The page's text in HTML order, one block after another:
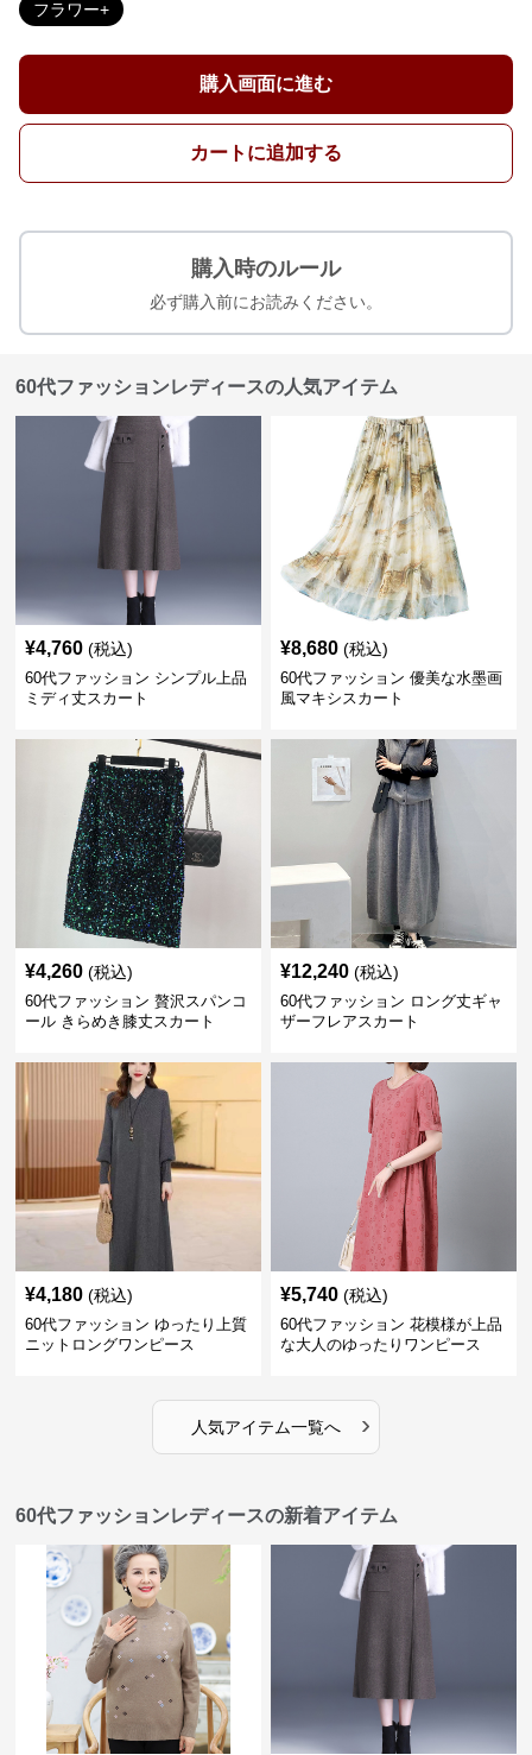
フラワー+
購入画面に進む
カートに追加する
購入時のルール
必ず購入前にお読みください。
60代ファッションレディースの人気アイテム
¥4,760 (税込)
60代ファッション シンプル上品
ミディ丈スカート
¥8,680 (税込)
60代ファッション 優美な水墨画
風マキシスカート
¥4,260 (税込)
60代ファッション 贅沢スパンコ
ール きらめき膝丈スカート
¥12,240 (税込)
60代ファッション ロング丈ギャ
ザーフレアスカート
¥4,180 (税込)
60代ファッション ゆったり上質
ニットロングワンピース
¥5,740 (税込)
60代ファッション 花模様が上品
な大人のゆったりワンピース
人気アイテム一覧へ ›
60代ファッションレディースの新着アイテム